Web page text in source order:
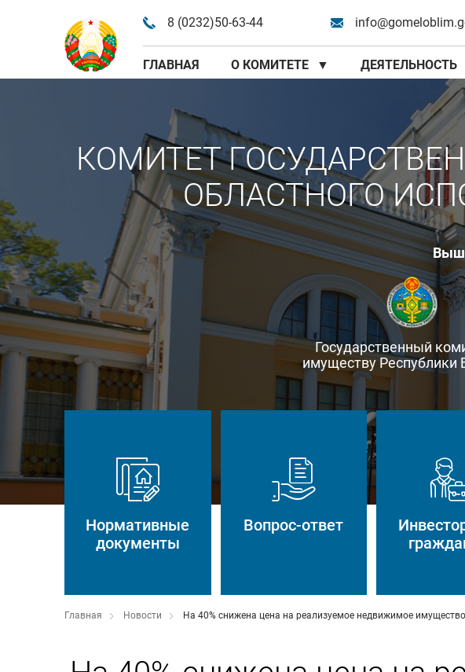
8 (0232)50-63-44
ГЛАВНАЯ О КОМИТЕТЕ ▼ ДЕЯТЕЛЬНОСТЬ
КОМИТЕТ
ОБЛАСТНОГО
Государственный
имуществу Республики
Нормативные
документы
Вопрос-ответ
Главная Новости На 40% снижена цена на реализуемое недвижимое